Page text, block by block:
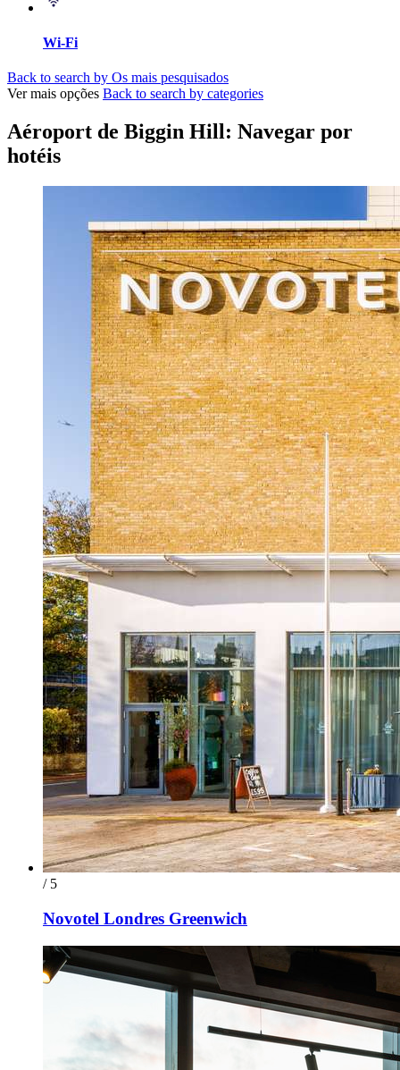
Wi-Fi
Back to search by Os mais pesquisados
Ver mais opções Back to search by categories
Aéroport de Biggin Hill: Navegar por
hotéis
/ 5
Novotel Londres Greenwich